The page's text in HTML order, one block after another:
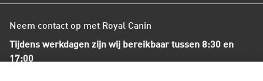
Neem contact op met Royal Canin
Tijdens werkdagen zijn wij bereikbaar tussen 8:30 en
17:00